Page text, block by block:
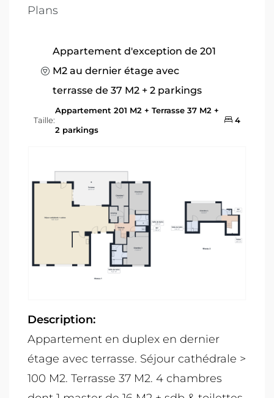
Plans
Appartement d'exception de 201
M2 au dernier étage avec
terrasse de 37 M2 + 2 parkings
Taille:
Appartement 201 M2 + Terrasse 37 M2 +
2 parkings
4
Description:
Appartement en duplex en dernier
étage avec terrasse. Séjour cathédrale >
100 M2. Terrasse 37 M2. 4 chambres